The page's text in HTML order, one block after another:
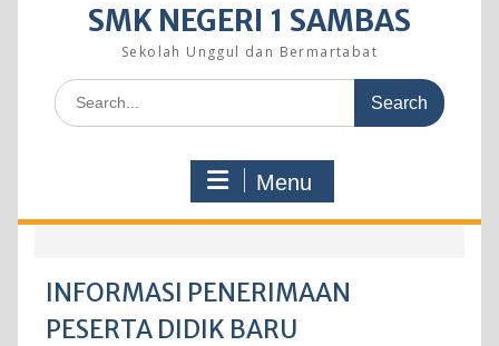
SMK NEGERI 1 SAMBAS
Sekolah Unggul dan Bermartabat
Search
for:
Menu
INFORMASI PENERIMAAN
PESERTA DIDIK BARU